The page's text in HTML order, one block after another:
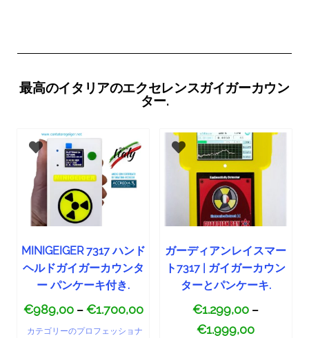
最高のイタリアのエクセレンスガイガーカウン
ター.
MINIGEIGER 7317 ハンド
ヘルドガイガーカウンタ
ー パンケーキ付き.
€989,00 – €1.700,00
カテゴリーのプロフェッショナ
ガーディアンレイスマー
ト7317 | ガイガーカウン
ターとパンケーキ.
€1.299,00 –
€1.999,00